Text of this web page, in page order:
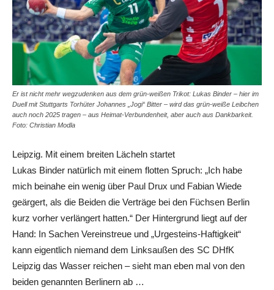
Er ist nicht mehr wegzudenken aus dem grün-weißen Trikot: Lukas Binder – hier im
Duell mit Stuttgarts Torhüter Johannes „Jogi“ Bitter – wird das grün-weiße Leibchen
auch noch 2025 tragen – aus Heimat-Verbundenheit, aber auch aus Dankbarkeit.
Foto: Christian Modla
Leipzig. Mit einem breiten Lächeln startet
Lukas Binder natürlich mit einem flotten Spruch: „Ich habe
mich beinahe ein wenig über Paul Drux und Fabian Wiede
geärgert, als die Beiden die Verträge bei den Füchsen Berlin
kurz vorher verlängert hatten.“ Der Hintergrund liegt auf der
Hand: In Sachen Vereinstreue und „Urgesteins-Haftigkeit“
kann eigentlich niemand dem Linksaußen des SC DHfK
Leipzig das Wasser reichen – sieht man eben mal von den
beiden genannten Berlinern ab …